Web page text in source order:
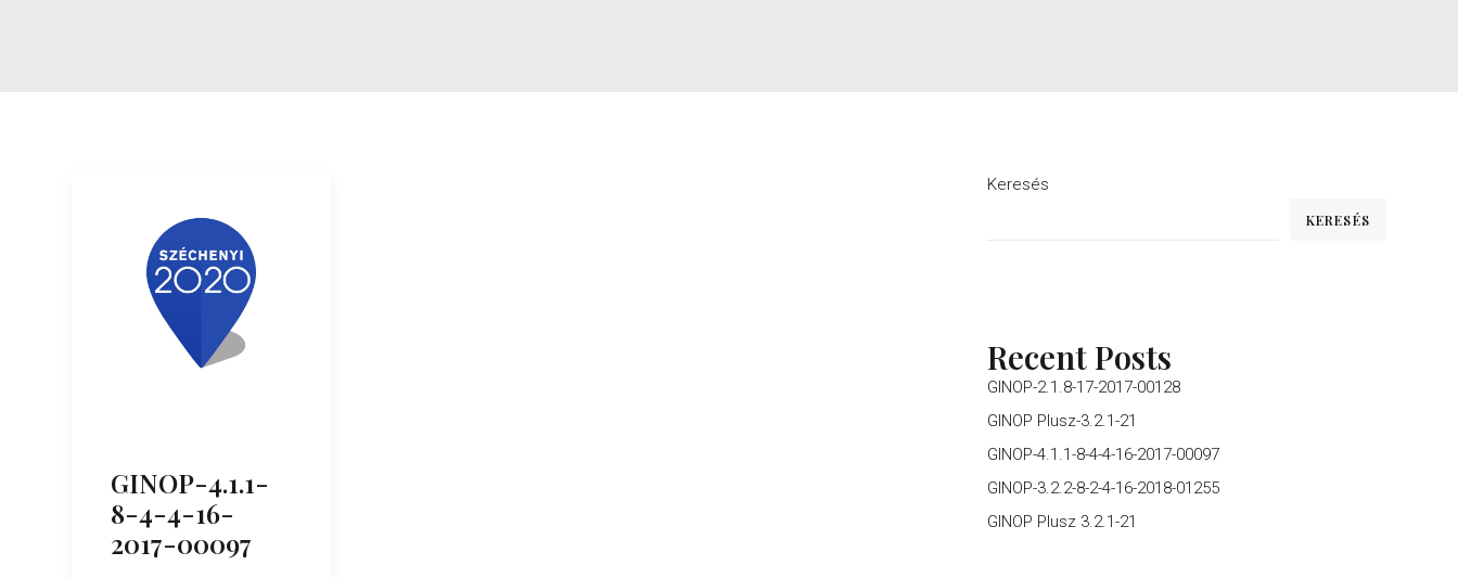
GINOP-4.1.1-
8-4-4-16-
2017-00097
Keresés
KERESÉS
Recent Posts
GINOP-2.1.8-17-2017-00128
GINOP Plusz-3.2.1-21
GINOP-4.1.1-8-4-4-16-2017-00097
GINOP-3.2.2-8-2-4-16-2018-01255
GINOP Plusz 3.2.1-21